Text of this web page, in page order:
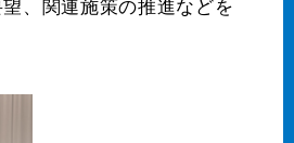
、関連施策の推進などを